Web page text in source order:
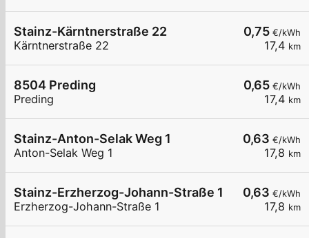
0,75 €/kWh
17,4 km
Stainz-Kärntnerstraße 22
Kärntnerstraße 22
0,65 €/kWh
17,4 km
8504 Preding
Preding
0,63 €/kWh
17,8 km
Stainz-Anton-Selak Weg 1
Anton-Selak Weg 1
0,63 €/kWh
17,8 km
Stainz-Erzherzog-Johann-Straße 1
Erzherzog-Johann-Straße 1